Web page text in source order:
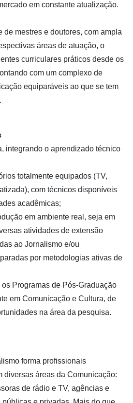
em constante atualização.
de mestres e doutores, com ampla
áreas de atuação, o
curriculares práticos desde os
com um complexo de
equiparáveis ao que se tem
integrando o aprendizado técnico
totalmente equipados (TV,
com técnicos disponíveis
acadêmicas;
em ambiente real, seja em
atividades de extensão
ao Jornalismo e/ou
por metodologias ativas de
Programas de Pós-Graduação
em Comunicação e Cultura, de
na área da pesquisa.
forma profissionais
diversas áreas da Comunicação:
de rádio e TV, agências e